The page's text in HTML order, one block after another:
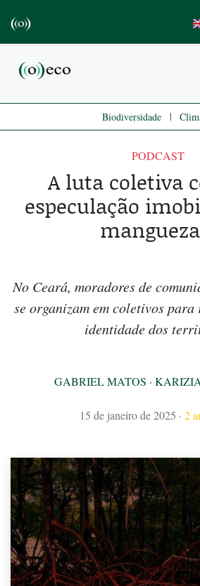
Biodiversidade |
PODCAST
A luta coletiva
especulação
No Ceará, moradores de
se organizam em coletivos
identidade dos
GABRIEL MATOS ·
15 de janeiro de 2025 · 2